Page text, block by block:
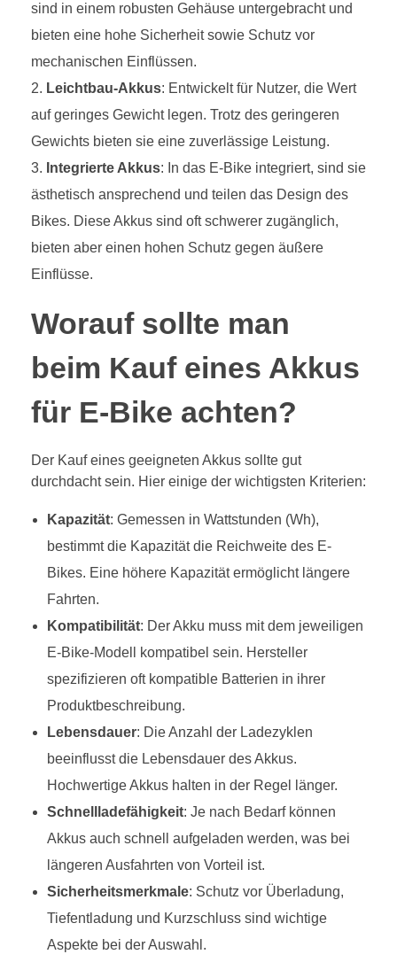
sind in einem robusten Gehäuse untergebracht und
bieten eine hohe Sicherheit sowie Schutz vor
mechanischen Einflüssen.
Leichtbau-Akkus: Entwickelt für Nutzer, die Wert
auf geringes Gewicht legen. Trotz des geringeren
Gewichts bieten sie eine zuverlässige Leistung.
Integrierte Akkus: In das E-Bike integriert, sind sie
ästhetisch ansprechend und teilen das Design des
Bikes. Diese Akkus sind oft schwerer zugänglich,
bieten aber einen hohen Schutz gegen äußere
Einflüsse.
Worauf sollte man
beim Kauf eines Akkus
für E-Bike achten?
Der Kauf eines geeigneten Akkus sollte gut
durchdacht sein. Hier einige der wichtigsten Kriterien:
Kapazität: Gemessen in Wattstunden (Wh),
bestimmt die Kapazität die Reichweite des E-
Bikes. Eine höhere Kapazität ermöglicht längere
Fahrten.
Kompatibilität: Der Akku muss mit dem jeweiligen
E-Bike-Modell kompatibel sein. Hersteller
spezifizieren oft kompatible Batterien in ihrer
Produktbeschreibung.
Lebensdauer: Die Anzahl der Ladezyklen
beeinflusst die Lebensdauer des Akkus.
Hochwertige Akkus halten in der Regel länger.
Schnellladefähigkeit: Je nach Bedarf können
Akkus auch schnell aufgeladen werden, was bei
längeren Ausfahrten von Vorteil ist.
Sicherheitsmerkmale: Schutz vor Überladung,
Tiefentladung und Kurzschluss sind wichtige
Aspekte bei der Auswahl.